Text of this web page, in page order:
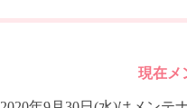
現在メ